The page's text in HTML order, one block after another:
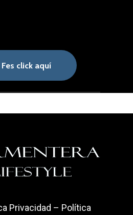
Fes click aquí
Privacidad – Política